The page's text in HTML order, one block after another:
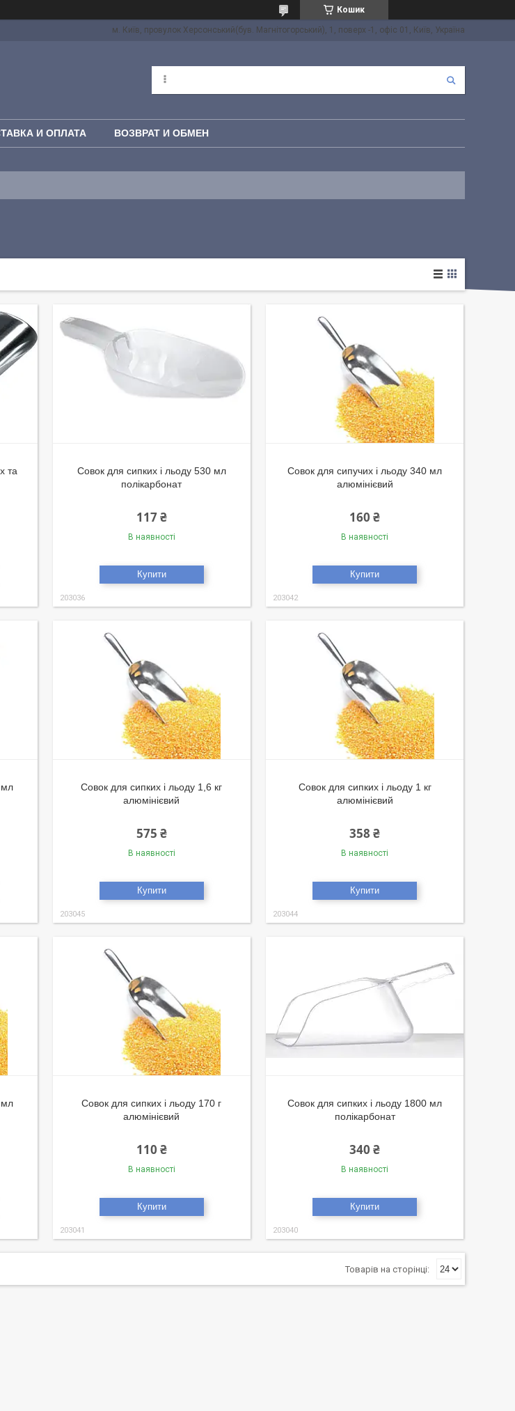
Кошик
м. Київ, провулок Херсонський(був. Магнітогорський), 1, поверх -1, офіс 01, Київ, Україна
И ОПЛАТА ВОЗВРАТ И ОБМЕН
та
Совок для сипких і льоду 530 мл
полікарбонат
117 ₴
В наявності
Купити
203036
Совок для сипучих і льоду 340 мл
алюмінієвий
160 ₴
В наявності
Купити
203042
мл
Совок для сипких і льоду 1,6 кг
алюмінієвий
575 ₴
В наявності
Купити
203045
Совок для сипких і льоду 1 кг
алюмінієвий
358 ₴
В наявності
Купити
203044
мл
Совок для сипких і льоду 170 г
алюмінієвий
110 ₴
В наявності
Купити
203041
Совок для сипких і льоду 1800 мл
полікарбонат
340 ₴
В наявності
Купити
203040